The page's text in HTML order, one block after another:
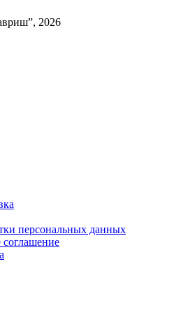
(Витлуф)
2026
персональных данных
соглашение